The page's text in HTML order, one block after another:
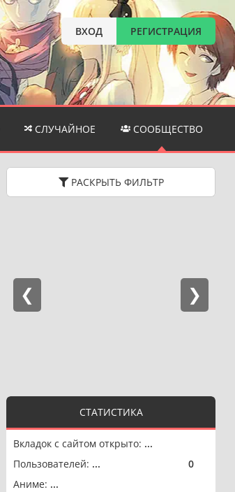
ВХОД РЕГИСТРАЦИЯ
СЛУЧАЙНОЕ СООБЩЕСТВО
РАСКРЫТЬ ФИЛЬТР
СТАТИСТИКА
Вкладок с сайтом открыто: ...
Пользователей: ... 0
Аниме: ...